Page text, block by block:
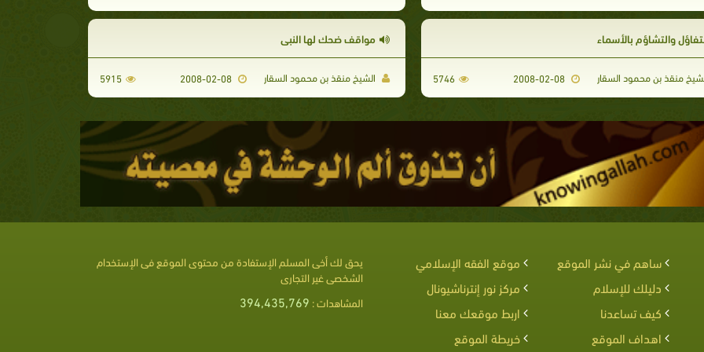
والتشاؤم بالأسماء
منقذ بن محمود السقار 2008-02-08
5746
مواقف ضحك لها النبي
الشيخ منقذ بن محمود السقار 2008-02-08
5915
ساهم في نشر الموقع
موقع الفقه الإسلامي
دليلك للإسلام
مركز نور إنترناشيونال
كيف تساعدنا
اربط موقعك معنا
اهداف الموقع
خريطة الموقع
يحق لك أخى المسلم الإستفادة من محتوى الموقع فى الإستخدام
الشخصى غير التجارى
المشاهدات : 394,435,769